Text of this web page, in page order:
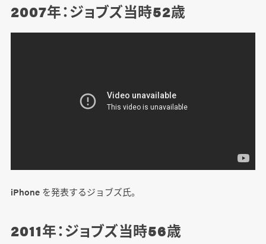
2007年：ジョブズ当時52歳
iPhone を発表するジョブズ氏。
2011年：ジョブズ当時56歳